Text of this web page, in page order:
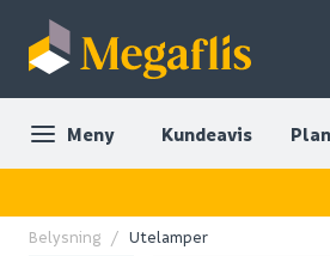
Meny Kundeavis
Belysning Utelamper